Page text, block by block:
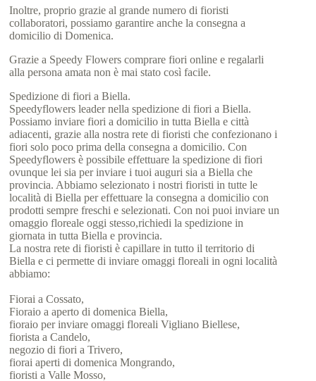
Inoltre, proprio grazie al grande numero di fioristi
collaboratori, possiamo garantire anche la consegna a
domicilio di Domenica.
Grazie a Speedy Flowers comprare fiori online e regalarli
alla persona amata non è mai stato così facile.
Spedizione di fiori a Biella.
Speedyflowers leader nella spedizione di fiori a Biella.
Possiamo inviare fiori a domicilio in tutta Biella e città
adiacenti, grazie alla nostra rete di fioristi che confezionano i
fiori solo poco prima della consegna a domicilio. Con
Speedyflowers è possibile effettuare la spedizione di fiori
ovunque lei sia per inviare i tuoi auguri sia a Biella che
provincia. Abbiamo selezionato i nostri fioristi in tutte le
località di Biella per effettuare la consegna a domicilio con
prodotti sempre freschi e selezionati. Con noi puoi inviare un
omaggio floreale oggi stesso,richiedi la spedizione in
giornata in tutta Biella e provincia.
La nostra rete di fioristi è capillare in tutto il territorio di
Biella e ci permette di inviare omaggi floreali in ogni località
abbiamo:
Fiorai a Cossato,
Fioraio a aperto di domenica Biella,
fioraio per inviare omaggi floreali Vigliano Biellese,
fiorista a Candelo,
negozio di fiori a Trivero,
fiorai aperti di domenica Mongrando,
fioristi a Valle Mosso,